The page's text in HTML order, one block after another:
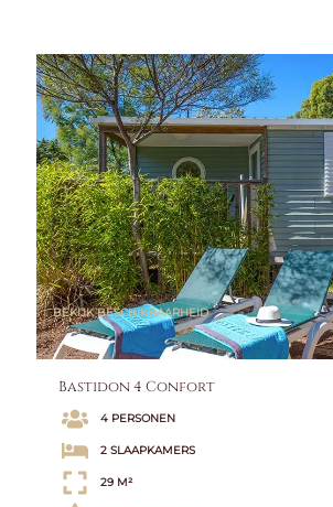
BEKIJK BESCHIKBAARHEID
Bastidon 4 Confort
4 PERSONEN
2 SLAAPKAMERS
29 M²